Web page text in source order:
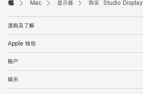
Mac 显示器 购买 Studio Display
选购及了解
Apple 钱包
账户
娱乐